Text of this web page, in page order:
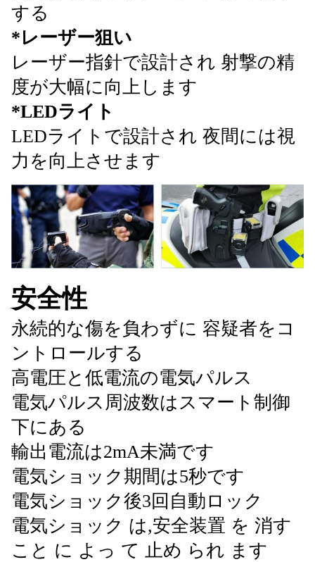
する
*レーザー狙い
レーザー指針で設計され 射撃の精
度が大幅に向上します
*LEDライト
LEDライトで設計され 夜間には視
力を向上させます
安全性
永続的な傷を負わずに 容疑者をコ
ントロールする
高電圧と低電流の電気パルス
電気パルス周波数はスマート制御
下にある
輸出電流は2mA未満です
電気ショック期間は5秒です
電気ショック後3回自動ロック
電気ショック は,安全装置 を 消す
こと に よっ て 止め られ ます